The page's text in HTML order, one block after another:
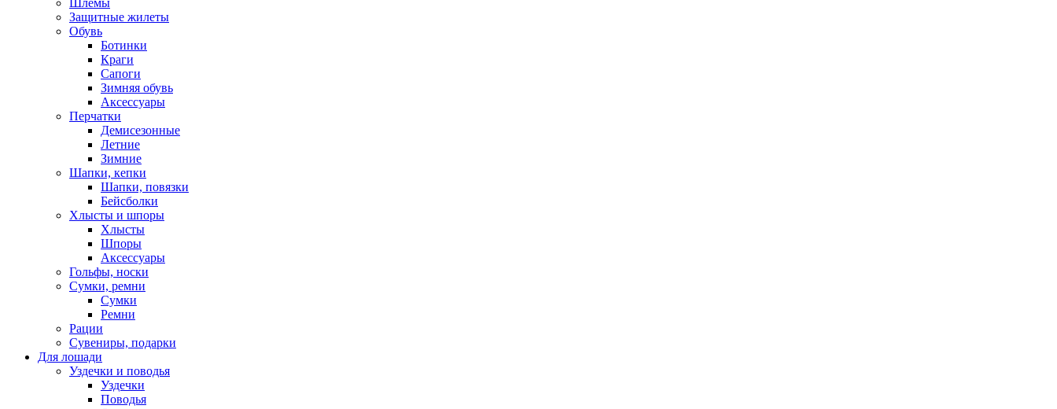
Шлемы
Защитные жилеты
Обувь
Ботинки
Краги
Сапоги
Зимняя обувь
Аксессуары
Перчатки
Демисезонные
Летние
Зимние
Шапки, кепки
Шапки, повязки
Бейсболки
Хлысты и шпоры
Хлысты
Шпоры
Аксессуары
Гольфы, носки
Сумки, ремни
Сумки
Ремни
Рации
Сувениры, подарки
Для лошади
Уздечки и поводья
Уздечки
Поводья